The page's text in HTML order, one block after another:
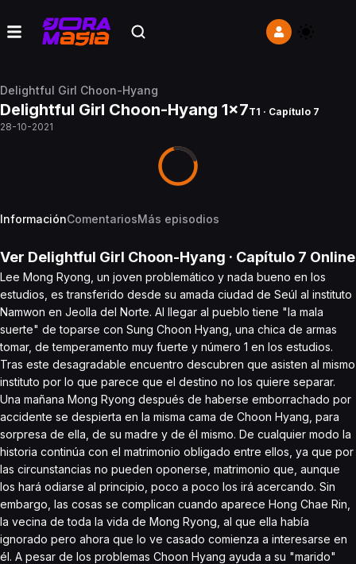
Delightful Girl Choon-Hyang
Delightful Girl Choon-Hyang 1x7T1 · Capítulo 7
28-10-2021
InformaciónComentariosMás episodios
Ver Delightful Girl Choon-Hyang · Capítulo 7 Online
Lee Mong Ryong, un joven problemático y nada bueno en los
estudios, es transferido desde su amada ciudad de Seúl al instituto
Namwon en Jeolla del Norte. Al llegar al pueblo tiene "la mala
suerte" de toparse con Sung Choon Hyang, una chica de armas
tomar, de temperamento muy fuerte y número 1 en los estudios.
Tras este desagradable encuentro descubren que asisten al mismo
instituto por lo que parece que el destino no los quiere separar.
Una mañana Mong Ryong después de haberse emborrachado por
accidente se despierta en la misma cama de Choon Hyang, para
sorpresa de ella, de su madre y de él mismo. De cualquier modo la
historia continúa con el matrimonio obligado entre ellos, ya que por
las circunstancias no pueden oponerse, matrimonio que, aunque
los hará odiarse al principio, poco a poco los irá acercando. Sin
embargo, las cosas se complican cuando aparece Hong Chae Rin,
la vecina de toda la vida de Mong Ryong, al que ella había
ignorado pero ahora que lo ve casado comienza a interesarse en
él. A pesar de los problemas Choon Hyang ayuda a su "marido"